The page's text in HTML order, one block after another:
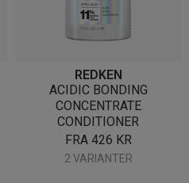
REDKEN
ACIDIC BONDING
CONCENTRATE
CONDITIONER
FRA 426 KR
2 VARIANTER